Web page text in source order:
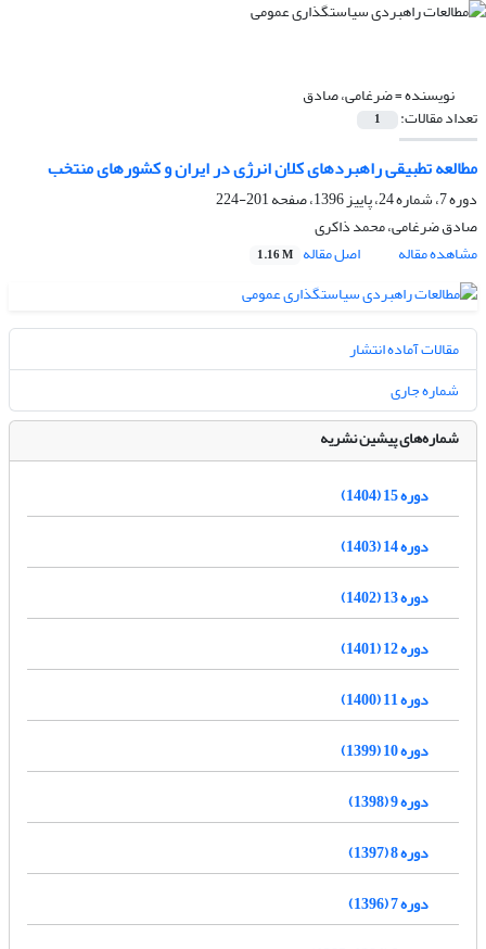
نویسنده =ضرغامی، صادق
تعداد مقالات: 1
مطالعه تطبیقی راهبردهای کلان انرژی در ایران و کشورهای منتخب
دوره 7، شماره 24، پاییز 1396، صفحه
201-224
صادق ضرغامی، محمد ذاکری
مشاهده مقاله
اصل مقاله 1.16 M
مقالات آماده انتشار
شماره جاری
شماره‌های پیشین نشریه
دوره 15 (1404)
دوره 14 (1403)
دوره 13 (1402)
دوره 12 (1401)
دوره 11 (1400)
دوره 10 (1399)
دوره 9 (1398)
دوره 8 (1397)
دوره 7 (1396)